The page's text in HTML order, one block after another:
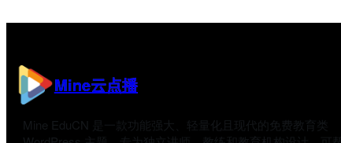
Mine云点播
Mine EduCN 是一款功能强大、轻量化且现代的免费教育类